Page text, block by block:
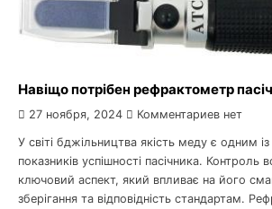
Навіщо потрібен рефрактометр
27 ноября, 2024 Комментариев нет
У світі бджільництва якість меду є одним
показників успішності пасічника.
ключовий аспект, який впливає на його
зберігання та відповідність стандартам.